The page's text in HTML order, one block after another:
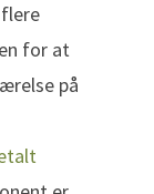
for at
på